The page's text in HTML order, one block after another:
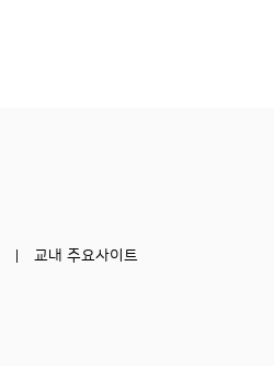
교내 주요사이트